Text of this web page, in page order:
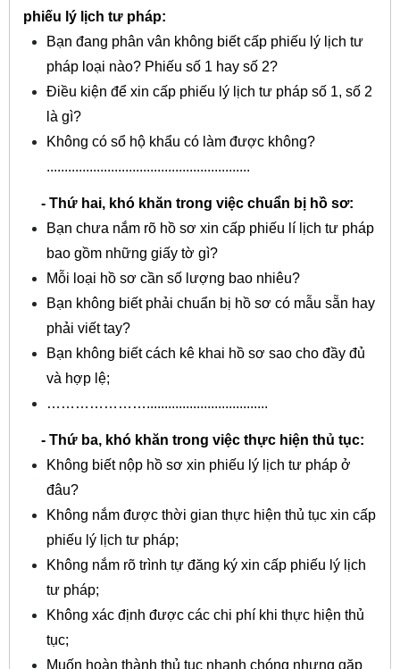
phiếu lý lịch tư pháp:
Bạn đang phân vân không biết cấp phiếu lý lịch tư
pháp loại nào? Phiếu số 1 hay số 2?
Điều kiện để xin cấp phiếu lý lịch tư pháp số 1, số 2
là gì?
Không có sổ hộ khẩu có làm được không?
.........................................................
- Thứ hai, khó khăn trong việc chuẩn bị hồ sơ:
Bạn chưa nắm rõ hồ sơ xin cấp phiếu lí lịch tư pháp
bao gồm những giấy tờ gì?
Mỗi loại hồ sơ cần số lượng bao nhiêu?
Bạn không biết phải chuẩn bị hồ sơ có mẫu sẵn hay
phải viết tay?
Bạn không biết cách kê khai hồ sơ sao cho đầy đủ
và hợp lệ;
…………………..................................
- Thứ ba, khó khăn trong việc thực hiện thủ tục:
Không biết nộp hồ sơ xin phiếu lý lịch tư pháp ở
đâu?
Không nắm được thời gian thực hiện thủ tục xin cấp
phiếu lý lịch tư pháp;
Không nắm rõ trình tự đăng ký xin cấp phiếu lý lịch
tư pháp;
Không xác định được các chi phí khi thực hiện thủ
tục;
Muốn hoàn thành thủ tục nhanh chóng nhưng gặp